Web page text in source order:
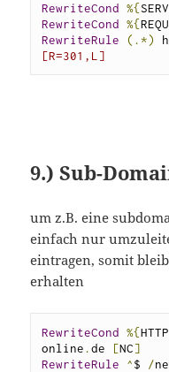
RewriteCond %{
RewriteCond %{
RewriteRule
(.*)
[R=301,L]
9.) Sub-
um z.B. eine
einfach nur
eintragen, somit
erhalten
RewriteCond %{
online .de [NC]
RewriteRule
^$ /